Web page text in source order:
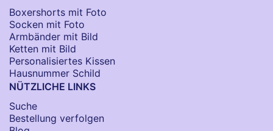
Boxershorts mit Foto
Socken​ mit Foto
Armbänder mit Bild​
Ketten mit Bild
Personalisiertes Kissen
Hausnummer Schild
NÜTZLICHE LINKS
Suche
Bestellung verfolgen